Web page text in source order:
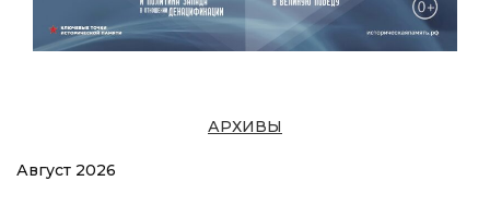
АРХИВЫ
Август 2026